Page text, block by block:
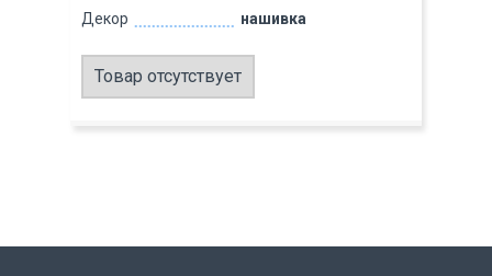
Декор
нашивка
Товар отсутствует